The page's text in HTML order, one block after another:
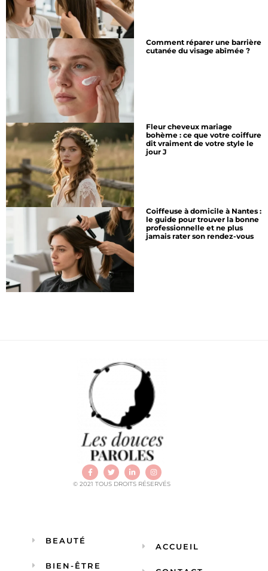
Comment réparer une barrière
cutanée du visage abîmée ?
Fleur cheveux mariage
bohème : ce que votre coiffure
dit vraiment de votre style le
jour J
Coiffeuse à domicile à Nantes :
le guide pour trouver la bonne
professionnelle et ne plus
jamais rater son rendez-vous
© 2021 TOUS DROITS RÉSERVÉS
BEAUTÉ
BIEN-ÊTRE
ACCUEIL